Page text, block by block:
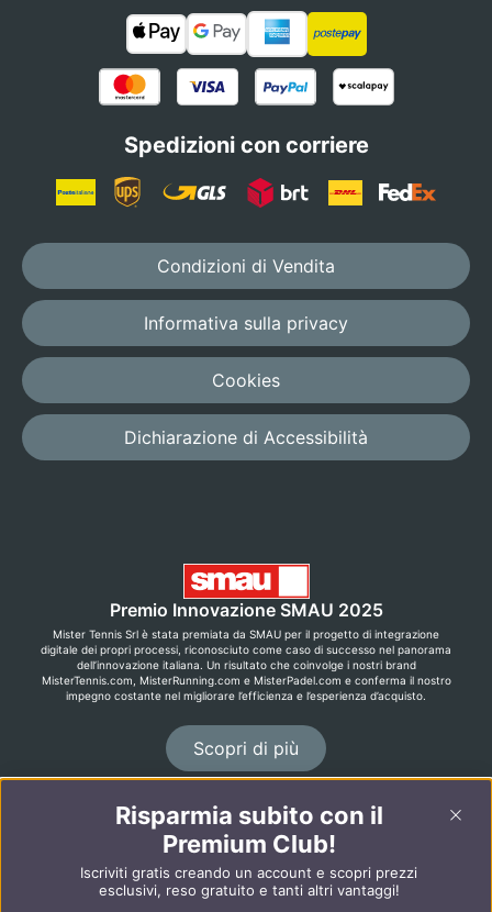
Spedizioni con corriere
Condizioni di Vendita
Informativa sulla privacy
Cookies
Dichiarazione di Accessibilità
Premio Innovazione SMAU 2025
Mister Tennis Srl è stata premiata da SMAU per il progetto di integrazione
digitale dei propri processi, riconosciuto come caso di successo nel panorama
dell’innovazione italiana. Un risultato che coinvolge i nostri brand
MisterTennis.com, MisterRunning.com e MisterPadel.com e conferma il nostro
impegno costante nel migliorare l’efficienza e l’esperienza d’acquisto.
Scopri di più
©2026 MisterRunning.com
English
Español
Risparmia subito con il
Premium Club!
Iscriviti gratis creando un account e scopri prezzi
esclusivi, reso gratuito e tanti altri vantaggi!